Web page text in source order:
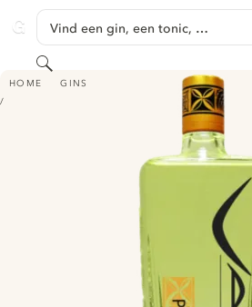
GINVENTORY
Vind een gin, een tonic, …
Zoeken
HOME GINS
VAIŎNE PACIFIC GIN